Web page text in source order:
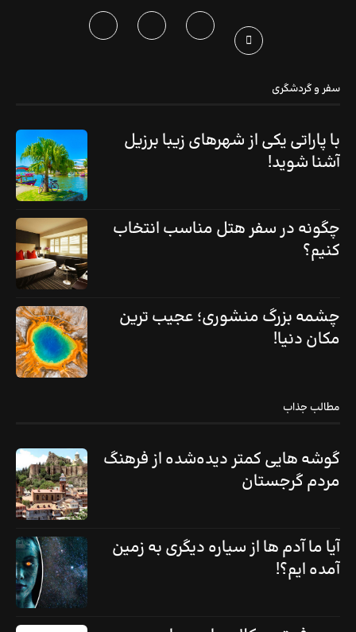
سفر و گردشگری
با پاراتی یکی از شهرهای زیبا برزیل
آشنا شوید!
چگونه در سفر هتل مناسب انتخاب
کنیم؟
چشمه بزرگ منشوری؛ عجیب ترین
مکان دنیا!
مطالب جذاب
گوشه هایی کمتر دیده‌شده از فرهنگ
مردم گرجستان
آیا ما آدم ها از سیاره دیگری به زمین
آمده ایم؟!